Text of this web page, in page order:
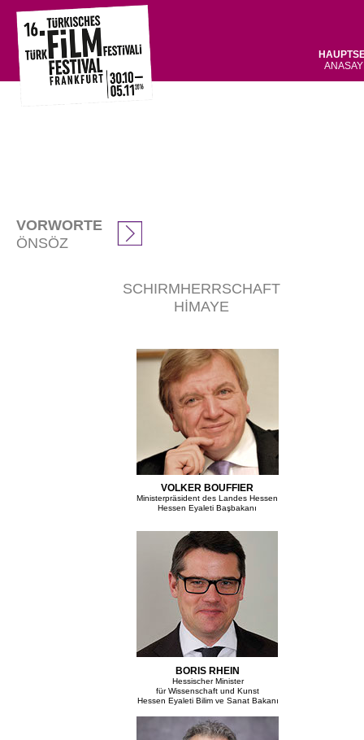
VORWORTE
ÖNSÖZ
SCHIRMHERRSCHAFT
HİMAYE
VOLKER BOUFFIER
Ministerpräsident des Landes Hessen
Hessen Eyaleti Başbakanı
BORIS RHEIN
Hessischer Minister
für Wissenschaft und Kunst
Hessen Eyaleti Bilim ve Sanat Bakanı